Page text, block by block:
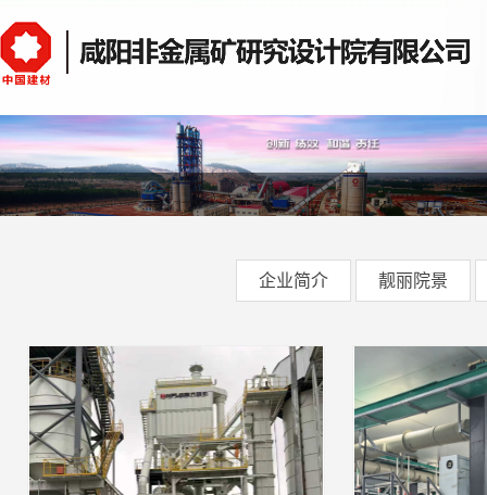
企业简介 靓丽院景